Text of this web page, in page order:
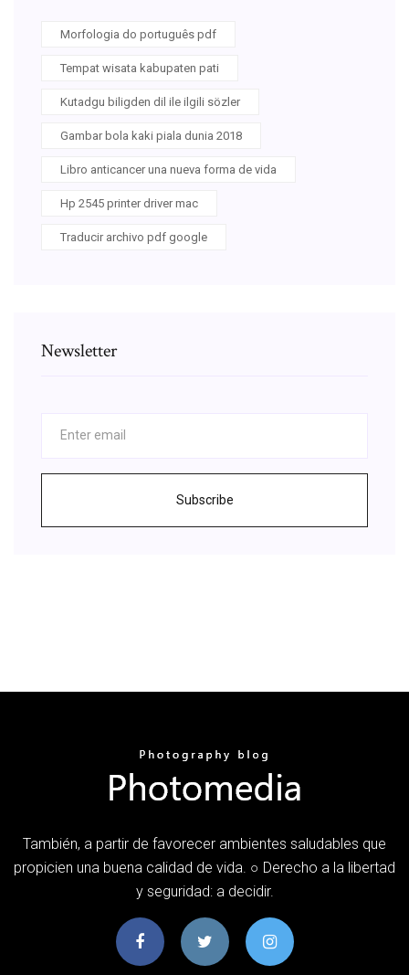
Morfologia do português pdf
Tempat wisata kabupaten pati
Kutadgu biligden dil ile ilgili sözler
Gambar bola kaki piala dunia 2018
Libro anticancer una nueva forma de vida
Hp 2545 printer driver mac
Traducir archivo pdf google
Newsletter
Subscribe
También, a partir de favorecer ambientes saludables que
propicien una buena calidad de vida. ○ Derecho a la libertad
y seguridad: a decidir.